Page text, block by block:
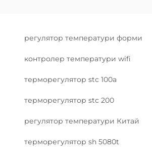
регулятор температури форми
контролер температури wifi
терморегулятор stc 100a
терморегулятор stc 200
регулятор температури Китай
терморегулятор sh 5080t